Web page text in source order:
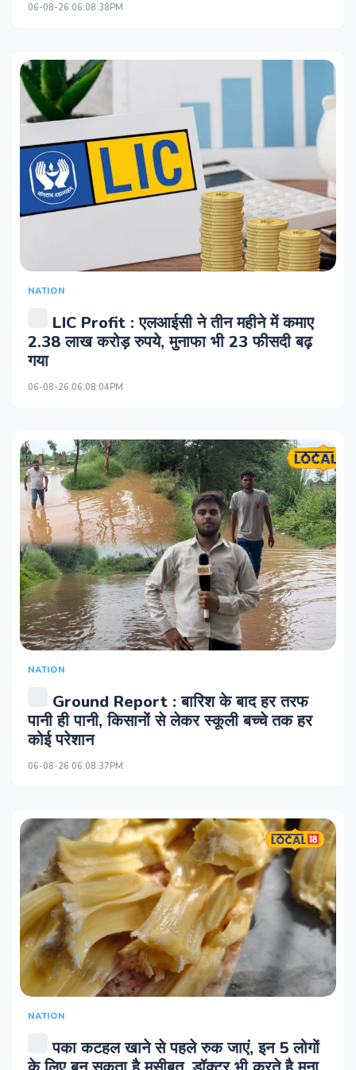
06-08-26 06:08:38PM
NATION
LIC Profit : एलआईसी ने तीन महीने में कमाए
2.38 लाख करोड़ रुपये, मुनाफा भी 23 फीसदी बढ़
गया
06-08-26 06:08:04PM
NATION
Ground Report : बारिश के बाद हर तरफ
पानी ही पानी, किसानों से लेकर स्कूली बच्चे तक हर
कोई परेशान
06-08-26 06:08:37PM
NATION
पका कटहल खाने से पहले रुक जाएं, इन 5 लोगों